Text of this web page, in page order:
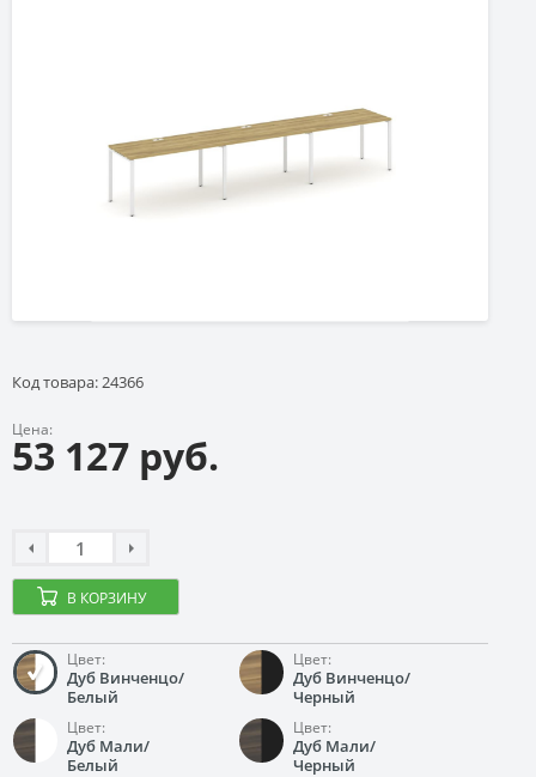
Код товара: 24366
Цена:
53 127 руб.
В КОРЗИНУ
Цвет:
Дуб Винченцо/
Белый
Цвет:
Дуб Винченцо/
Черный
Цвет:
Дуб Мали/
Белый
Цвет:
Дуб Мали/
Черный